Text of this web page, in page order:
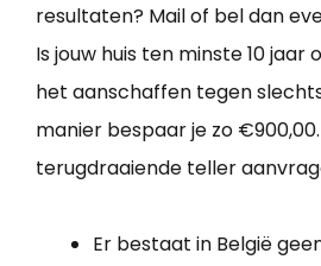
resultaten? Mail of bel dan
Is jouw huis ten minste 10 jaar
het aanschaffen tegen slechts
manier bespaar je zo
terugdraaiende teller
Er bestaat in België